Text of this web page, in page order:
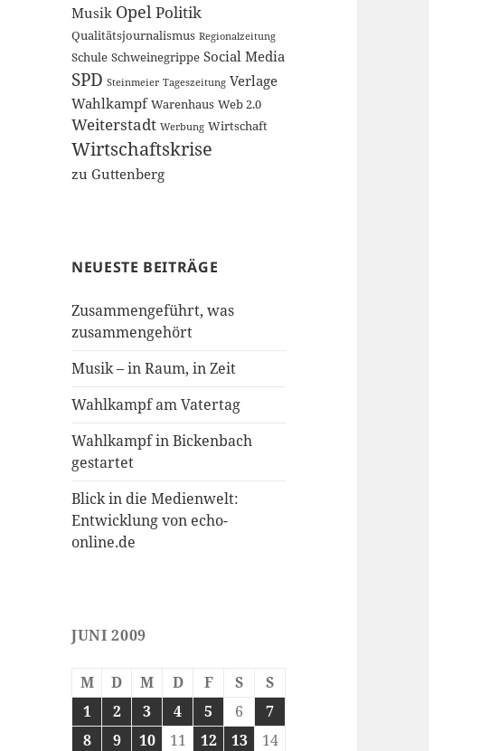
Musik OpelPolitik
Qualitätsjournalismus Regionalzeitung
Schule Schweinegrippe Social Media
SPD Steinmeier Tageszeitung Verlage
Wahlkampf Warenhaus Web 2.0
Weiterstadt Werbung Wirtschaft
Wirtschaftskrise
zu Guttenberg
NEUESTE BEITRÄGE
Zusammengeführt, was
zusammengehört
Musik – in Raum, in Zeit
Wahlkampf am Vatertag
Wahlkampf in Bickenbach
gestartet
Blick in die Medienwelt:
Entwicklung von echo-
online.de
JUNI 2009
M D M D F S
S
1
2 3 4 5 6
7
8
9 10 11 12 13
14